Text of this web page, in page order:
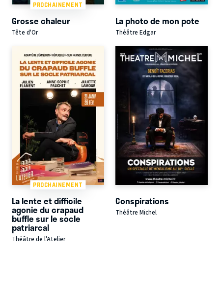
PROCHAINEMENT
Grosse chaleur
Tête d'Or
La photo de mon pote
Théâtre Edgar
PROCHAINEMENT
La lente et difficile
agonie du crapaud
buffle sur le socle
patriarcal
Théâtre de l'Atelier
Conspirations
Théâtre Michel